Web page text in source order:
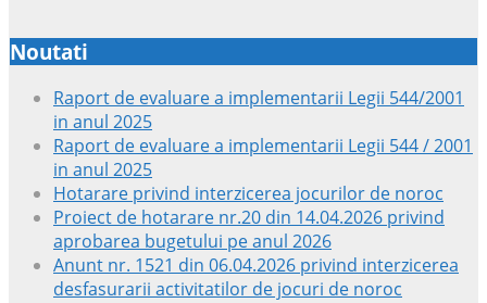
Noutati
Raport de evaluare a implementarii Legii 544/2001
in anul 2025
Raport de evaluare a implementarii Legii 544 / 2001
in anul 2025
Hotarare privind interzicerea jocurilor de noroc
Proiect de hotarare nr.20 din 14.04.2026 privind
aprobarea bugetului pe anul 2026
Anunt nr. 1521 din 06.04.2026 privind interzicerea
desfasurarii activitatilor de jocuri de noroc